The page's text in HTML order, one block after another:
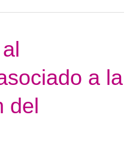
a la
del